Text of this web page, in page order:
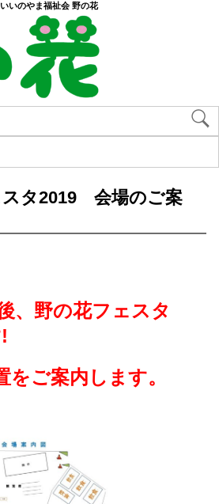
いのやま福祉会 野の花
スタ2019 会場のご案
、野の花フェスタ
をご案内します。